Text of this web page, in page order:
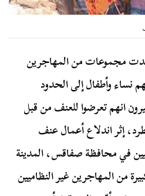
مجموعات من المهاجرين
شخصا بينهم نساء وأطفال إلى الحدود
انهم تعرضوا للعنف من قبل
إثر اندلاع أعمال عنف
في محافظة صفاقس، المدينة
من المهاجرين غير النظاميين